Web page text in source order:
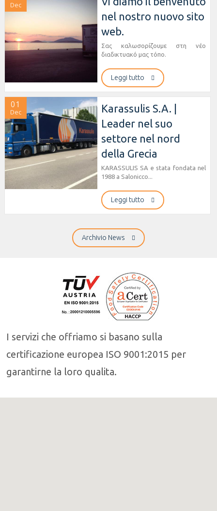
Dec
nel nostro nuovo sito
web.
Σας καλωσορίζουμε στη νέο
διαδικτυακό μας τόπο.
Leggi tutto
01
Dec
Karassulis S.A. |
Leader nel suo
settore nel nord
della Grecia
KARASSULIS SA e stata fondata nel
1988 a Salonicco...
Leggi tutto
Archivio News
I servizi che offriamo si basano sulla
certificazione europea ISO 9001:2015 per
garantirne la loro qualita.